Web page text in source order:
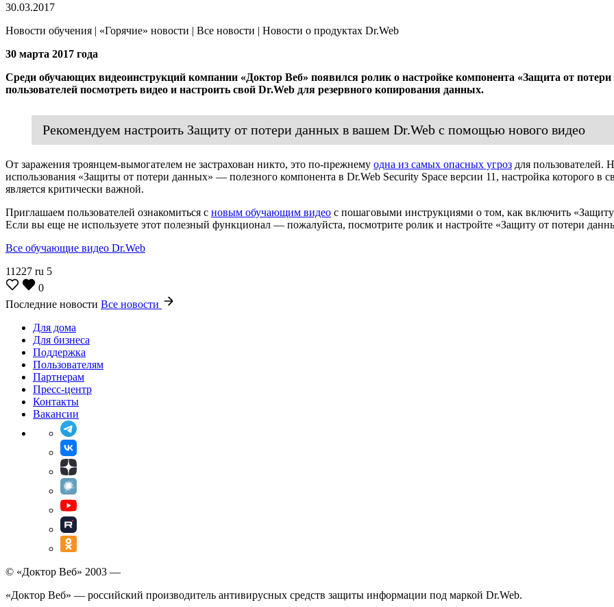
30.03.2017
Новости обучения | «Горячие» новости | Все новости | Новости о продуктах Dr.Web
30 марта 2017 года
Среди обучающих видеоинструкций компании «Доктор Веб» появился ролик о настройке компонента «Защита от
пользователей посмотреть видео и настроить свой Dr.Web для резервного копирования данных.
Рекомендуем настроить Защиту от потери данных в вашем Dr.Web с помощью нового видео
От заражения троянцем-вымогателем не застрахован никто, это по-прежнему одна из самых опасных угроз для
использования «Защиты от потери данных» — полезного компонента в Dr.Web Security Space версии 11, настройка которого в
является критически важной.
Приглашаем пользователей ознакомиться с новым обучающим видео с пошаговыми инструкциями о том, как включить
Если вы еще не используете этот полезный функционал — пожалуйста, посмотрите ролик и настройте «Защиту от потери
Все обучающие видео Dr.Web
11227 ru 5
0
Последние новости Все новости
Для дома
Для бизнеса
Поддержка
Пользователям
Партнерам
Пресс-центр
Контакты
Вакансии
© «Доктор Веб» 2003 —
«Доктор Веб» — российский производитель антивирусных средств защиты информации под маркой Dr.Web.